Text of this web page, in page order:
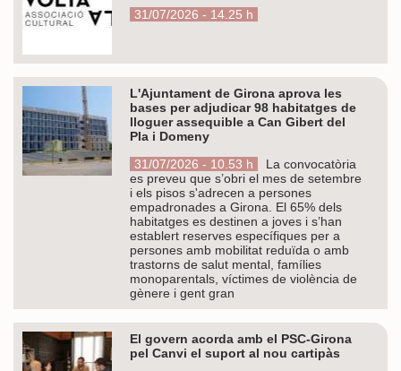
31/07/2026 - 14.25 h
L'Ajuntament de Girona aprova les
bases per adjudicar 98 habitatges de
lloguer assequible a Can Gibert del
Pla i Domeny
31/07/2026 - 10.53 h
La convocatòria
es preveu que s’obri el mes de setembre
i els pisos s'adrecen a persones
empadronades a Girona. El 65% dels
habitatges es destinen a joves i s’han
establert reserves específiques per a
persones amb mobilitat reduïda o amb
trastorns de salut mental, famílies
monoparentals, víctimes de violència de
gènere i gent gran
El govern acorda amb el PSC-Girona
pel Canvi el suport al nou cartipàs